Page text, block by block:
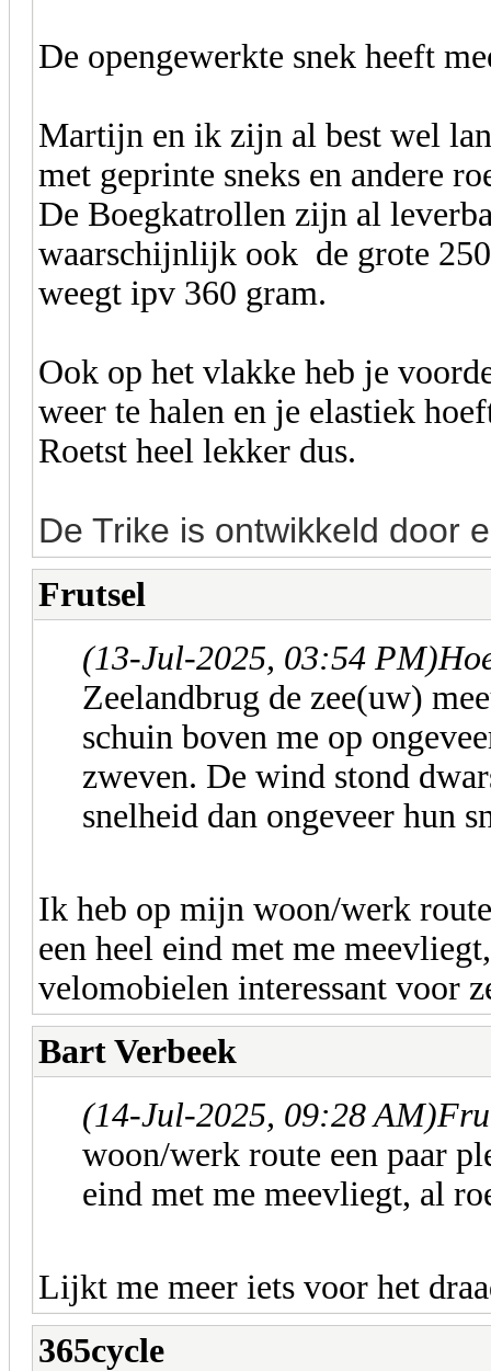
De opengewerkte snek heeft
Martijn en ik zijn al best wel
met geprinte sneks en andere
De Boegkatrollen zijn al
waarschijnlijk ook de grote
weegt ipv 360 gram.
Ook op het vlakke heb je
weer te halen en je elastiek
Roetst heel lekker dus.
De Trike is ontwikkeld door
Frutsel
(13-Jul-2025, 03:54 PM)
Zeelandbrug de zee(uw)
schuin boven me op
zweven. De wind stond
snelheid dan ongeveer hun
Ik heb op mijn woon/werk
een heel eind met me
velomobielen interessant voor
Bart Verbeek
(14-Jul-2025, 09:28 AM)
woon/werk route een paar
eind met me meevliegt, al
Lijkt me meer iets voor het
365cycle